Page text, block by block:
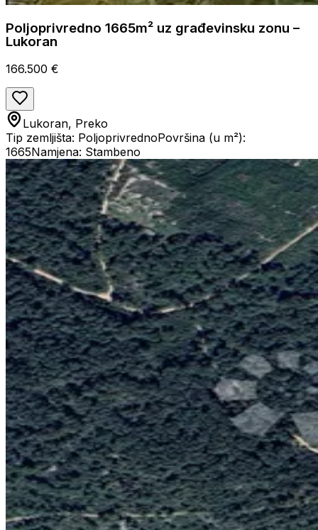
Poljoprivredno 1665m² uz građevinsku zonu –
Lukoran
166.500 €
Lukoran, Preko
Tip zemljišta: PoljoprivrednoPovršina (u m²):
1665Namjena: Stambeno